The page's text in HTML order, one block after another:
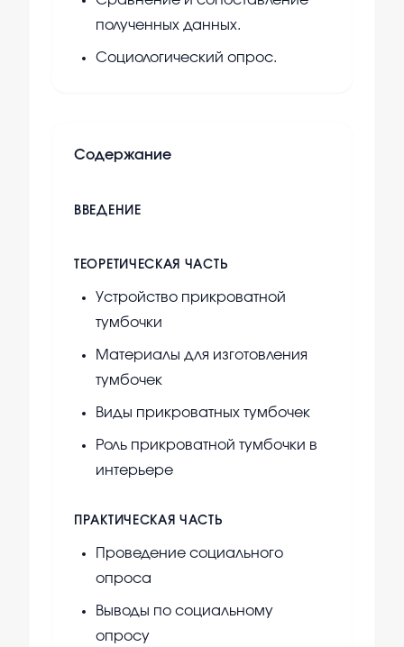
полученных данных.
Социологический опрос.
Содержание
ВВЕДЕНИЕ
ТЕОРЕТИЧЕСКАЯ ЧАСТЬ
Устройство прикроватной
тумбочки
Материалы для изготовления
тумбочек
Виды прикроватных тумбочек
Роль прикроватной тумбочки в
интерьере
ПРАКТИЧЕСКАЯ ЧАСТЬ
Проведение социального
опроса
Выводы по социальному
опросу